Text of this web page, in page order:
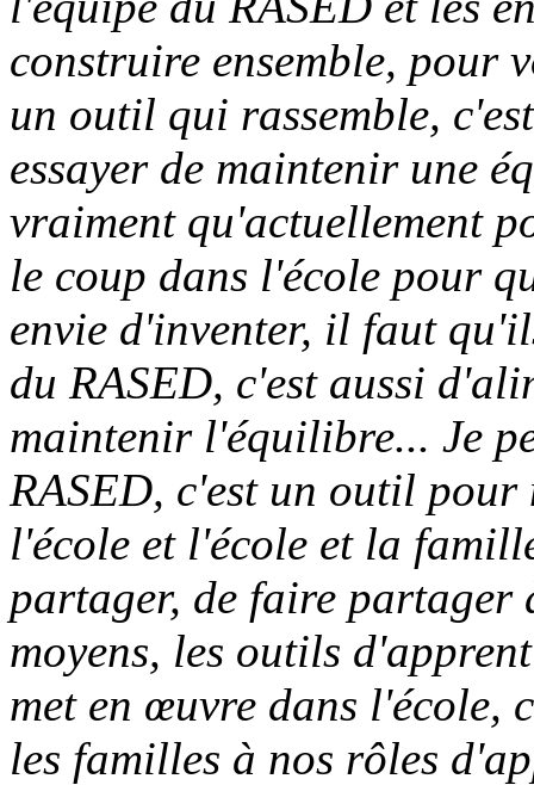
construire ensemble, pour
un outil qui rassemble,
essayer de maintenir une
vraiment qu'actuellement
le coup dans l'école pour
envie d'inventer, il faut
du RASED, c'est aussi
maintenir l'équilibre... Je
RASED, c'est un outil
l'école et l'école et la
partager, de faire partager
moyens, les outils
met en œuvre dans l'école,
les familles à nos rôles